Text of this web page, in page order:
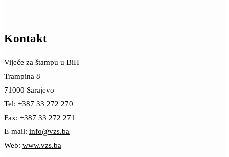
Kontakt
Vijeće za štampu u BiH
Trampina 8
71000 Sarajevo
Tel: +387 33 272 270
Fax: +387 33 272 271
E-mail: info@vzs.ba
Web: www.vzs.ba